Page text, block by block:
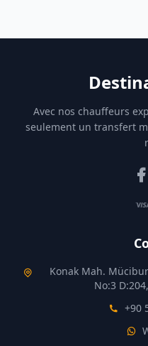
Avec nos chauffeurs
seulement un transfert
Konak Mah.
No:3
+90